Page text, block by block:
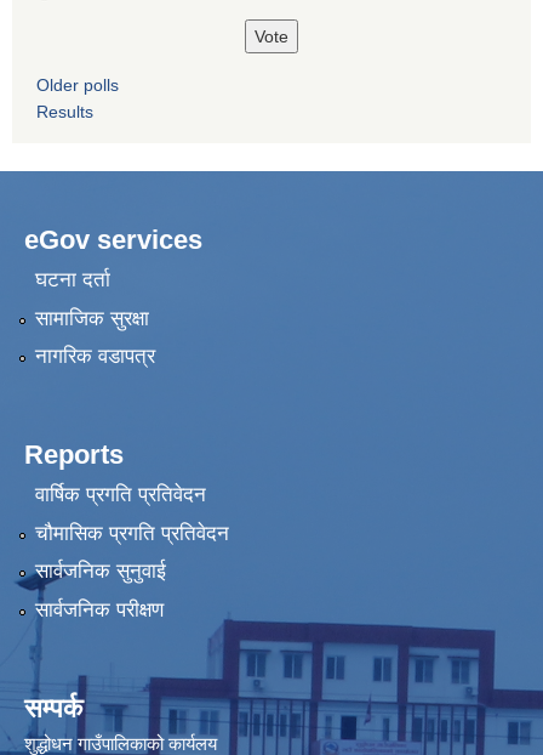
Older polls
Results
eGov services
घटना दर्ता
सामाजिक सुरक्षा
नागरिक वडापत्र
Reports
वार्षिक प्रगति प्रतिवेदन
चौमासिक प्रगति प्रतिवेदन
सार्वजनिक सुनुवाई
सार्वजनिक परीक्षण
सम्पर्क
शुद्धोधन गाउँपालिकाको कार्यलय